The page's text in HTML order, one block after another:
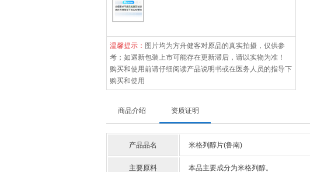
温馨提示： 图片均为方舟健客对原品的真实拍摄，仅供参
考；如遇新包装上市可能存在更新滞后，请以实物为准！
购买和使用前请仔细阅读产品说明书或在医务人员的指导下
购买和使用
商品介绍 资质证明
产品品名 米格列醇片(鲁南)
主要原料 本品主要成分为米格列醇。